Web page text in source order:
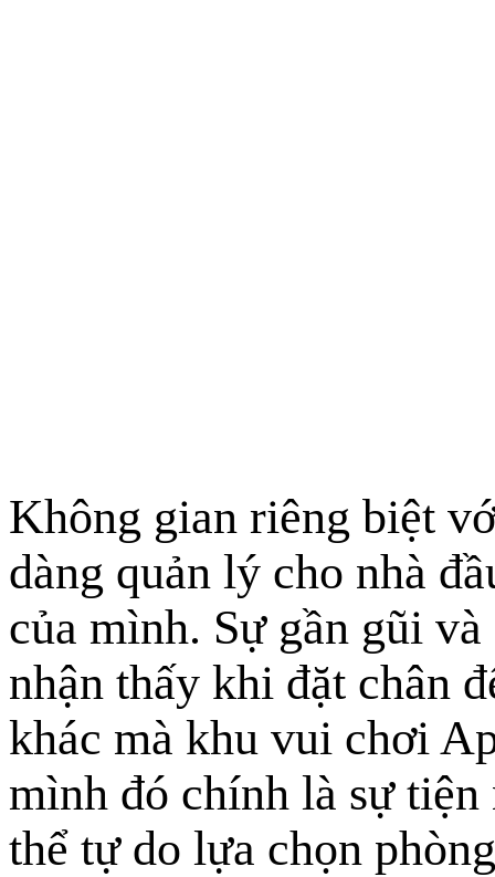
Không gian riêng biệt
dàng quản lý cho nhà
của mình. Sự gần gũi
nhận thấy khi đặt chân
khác mà khu vui chơi
mình đó chính là sự
thể tự do lựa chọn